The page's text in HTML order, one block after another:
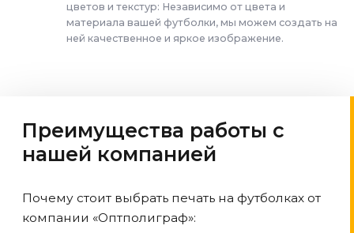
цветов и текстур: Независимо от цвета и
материала вашей футболки, мы можем создать на
ней качественное и яркое изображение.
Преимущества работы с
нашей компанией
Почему стоит выбрать печать на футболках от
компании «Оптполиграф»: